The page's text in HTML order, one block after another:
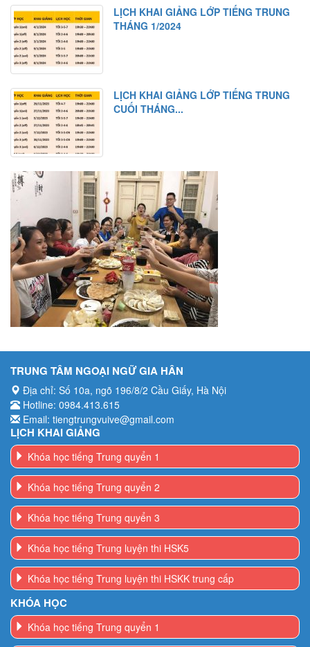
LỊCH KHAI GIẢNG LỚP TIẾNG TRUNG
THÁNG 1/2024
LỊCH KHAI GIẢNG LỚP TIẾNG TRUNG
CUỐI THÁNG...
TRUNG TÂM NGOẠI NGỮ GIA HÂN
Địa chỉ: Số 10a, ngõ 196/8/2 Cầu Giấy, Hà Nội
Hotline: 0984.413.615
Email: tiengtrungvuive@gmail.com
LỊCH KHAI GIẢNG
Khóa học tiếng Trung quyển 1
Khóa học tiếng Trung quyển 2
Khóa học tiếng Trung quyển 3
Khóa học tiếng Trung luyện thi HSK5
Khóa học tiếng Trung luyện thi HSKK trung cấp
KHÓA HỌC
Khóa học tiếng Trung quyển 1